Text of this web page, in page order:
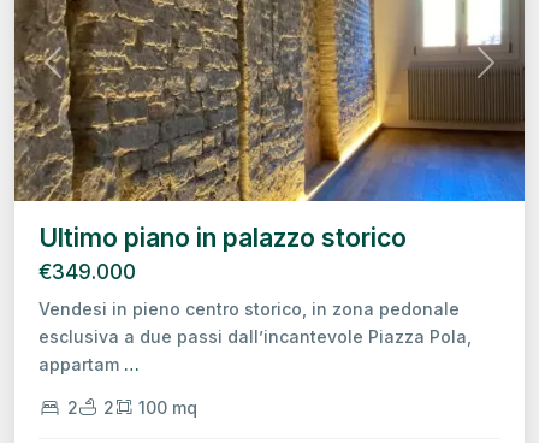
Previous Next
Ultimo piano in palazzo storico
€349.000
Vendesi in pieno centro storico, in zona pedonale
esclusiva a due passi dall’incantevole Piazza Pola,
appartam …
2 2 100 mq